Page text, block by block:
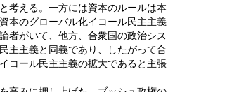
考える。一方には資本のルールは本
本のグローバル化イコール民主主義
者がいて、他方、合衆国の政治シス
主主義と同義であり、したがって合
コール民主主義の拡大であると主張